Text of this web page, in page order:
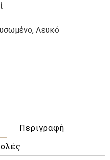
Λευκό
Περιγραφή